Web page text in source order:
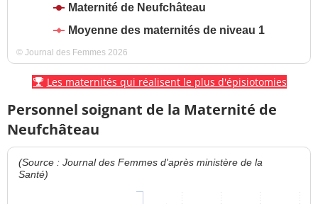
Maternité de Neufchâteau
Moyenne des maternités de niveau 1
© Journal des Femmes 2026
Les maternités qui réalisent le plus d'épisiotomies
Personnel soignant de la Maternité de
Neufchâteau
(Source : Journal des Femmes d'après ministère de la
Santé)